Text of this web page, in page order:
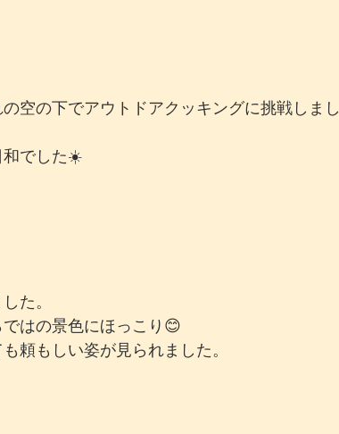
空の下でアウトドアクッキングに挑戦しまし
和でした☀️
た。
はの景色にほっこり😊
頼もしい姿が見られました。